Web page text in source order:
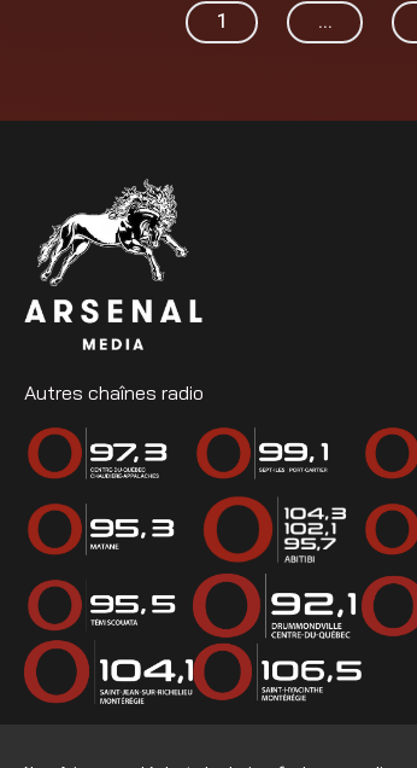
1 ...
Autres chaînes radio